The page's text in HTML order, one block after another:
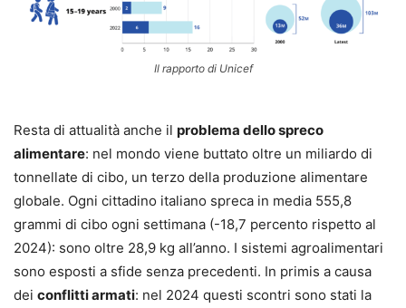
Il rapporto di Unicef
Resta di attualità anche il problema dello spreco
alimentare: nel mondo viene buttato oltre un miliardo di
tonnellate di cibo, un terzo della produzione alimentare
globale. Ogni cittadino italiano spreca in media 555,8
grammi di cibo ogni settimana (-18,7 percento rispetto al
2024): sono oltre 28,9 kg all’anno. I sistemi agroalimentari
sono esposti a sfide senza precedenti. In primis a causa
dei conflitti armati: nel 2024 questi scontri sono stati la